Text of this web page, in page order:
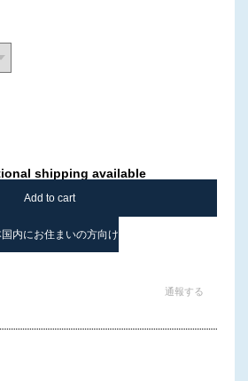
shipping available
Add to cart
国内にお住まいの方向け
通報する